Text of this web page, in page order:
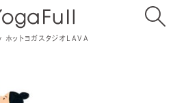
ットヨガスタジオLAVA